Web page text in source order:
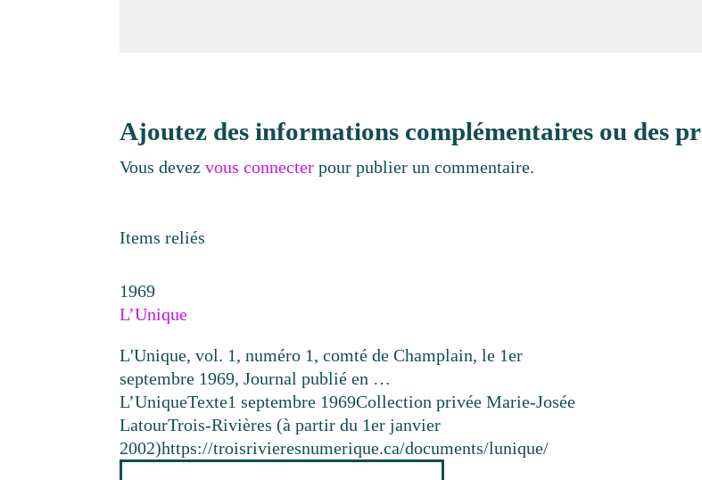
Ajoutez des informations complémentaires ou des
Vous devezvous connecter pour publier un commentaire.
Items reliés
1969
L’Unique
L'Unique, vol. 1, numéro 1, comté de Champlain, le 1er
septembre 1969, Journal publié en …
L’UniqueTexte1 septembre 1969Collection privée Marie-Josée
LatourTrois-Rivières (à partir du 1er janvier
2002)https://troisrivieresnumerique.ca/documents/lunique/